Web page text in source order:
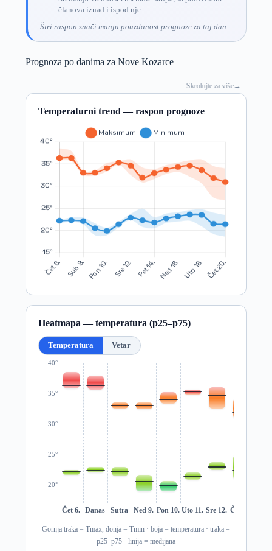
članova iznad i ispod nje.
Širi raspon znači manju pouzdanost prognoze za taj dan.
Prognoza po danima za Nove Kozarce
Skrolujte za više→
Temperaturni trend — raspon prognoze
Heatmapa — temperatura (p25–p75)
Temperatura Vetar
20°
25°
30°
35°
40°
Čet 6. Danas Sutra Ned 9. Pon 10. Uto 11. Sre 12. Čet 13.
Gornja traka = Tmax, donja = Tmin · boja = temperatura · traka =
p25–p75 · linija = medijana